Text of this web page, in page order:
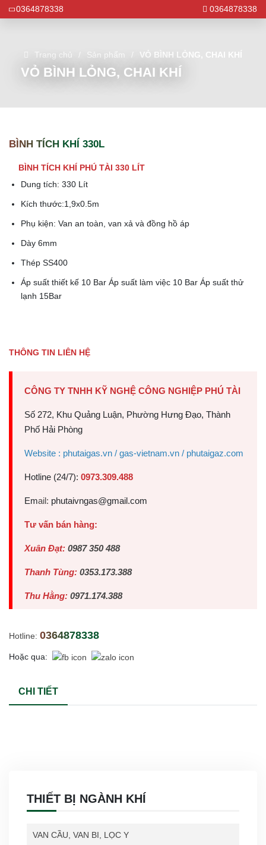
0364878338 0364878338
Trang chủ Sản phẩm VỎ BÌNH LỎNG, CHAI KHÍ
VỎ BÌNH LỎNG, CHAI KHÍ
BÌNH TÍCH KHÍ 330L
BÌNH TÍCH KHÍ PHÚ TÀI 330 LÍT
Dung tích: 330 Lít
Kích thước:1,9x0.5m
Phụ kiện: Van an toàn, van xả và đồng hồ áp
Dày 6mm
Thép SS400
Áp suất thiết kế 10 Bar Áp suất làm việc 10 Bar Áp suất thử
lạnh 15Bar
THÔNG TIN LIÊN HỆ
CÔNG TY TNHH KỸ NGHỆ CÔNG NGHIỆP PHÚ TÀI
Số 272, Khu Quảng Luận, Phường Hưng Đạo, Thành
Phố Hải Phòng
Website : phutaigas.vn / gas-vietnam.vn / phutaigaz.com
Hotline (24/7): 0973.309.488
Email: phutaivngas@gmail.com
Tư vấn bán hàng:
Xuân Đạt: 0987 350 488
Thanh Tùng: 0353.173.388
Thu Hằng: 0971.174.388
Hotline: 0364878338
Hoặc qua:
CHI TIẾT
THIẾT BỊ NGÀNH KHÍ
VAN CẦU, VAN BI, LỌC Y